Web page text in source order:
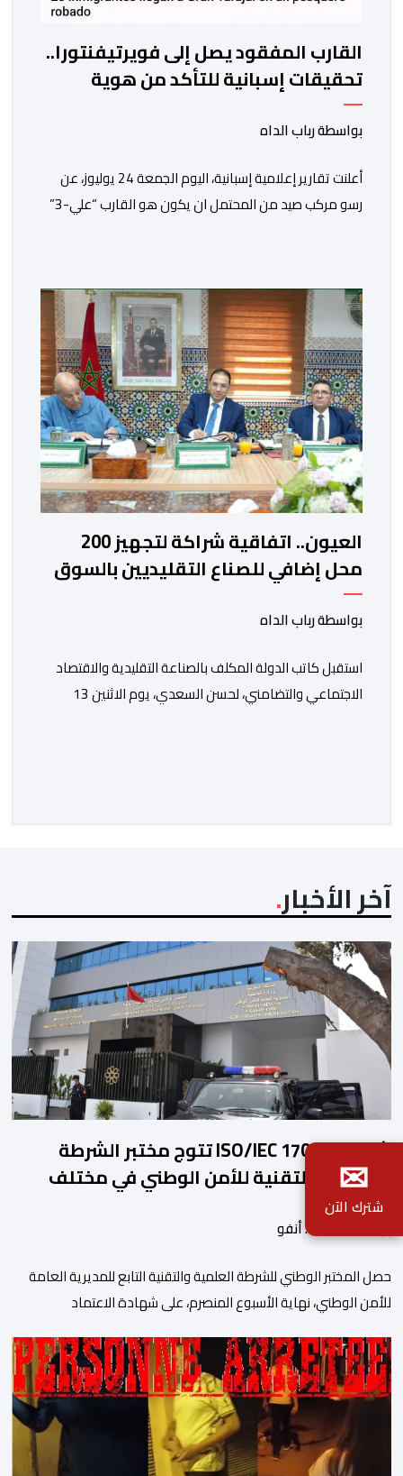
القارب المفقود يصل إلى فويرتيفنتورا..
تحقيقات إسبانية للتأكد من هوية
المركب المختفي من العيون
بواسطة رباب الداه
أعلنت تقارير إعلامية إسبانية، اليوم الجمعة 24 يوليوز، عن
رسو مركب صيد من المحتمل ان يكون هو القارب “علي-3”
متنه ما يقارب 20 مهاجرا في وضعية غير قانونية.وحسب ما
أوردته وكالة “إيفي” الإسبانية للأنباء، نقلا عن […]
العيون.. اتفاقية شراكة لتجهيز 200
محل إضافي للصناع التقليديين بالسوق
النموذجي الكبير
بواسطة رباب الداه
استقبل كاتب الدولة المكلف بالصناعة التقليدية والاقتصاد
الاجتماعي والتضامني، لحسن السعدي، يوم الاثنين 13
كتابة الدولة، وولاية جهة العيون الساقية الحمراء، وجماعة
آخر الأخبار
شهادة ISO/IEC 17025 تتوج مختبر الشرطة
العلمية والتقنية للأمن الوطني في مختلف
الخبرات الجنائية
بواسطة أحداث. أنفو
حصل المختبر الوطني للشرطة العلمية والتقنية التابع للمديرية العامة
للأمن الوطني، نهاية الأسبوع المنصرم، على شهادة الاعتماد
مختلف التخصصات والخبرات الشرعية، بما فيها فروع البيولوجيا والكيمياء،
وتدقيق وفحص الوثائق، والحرائق والمتفجرات، وكذا الآثار الرقمية
والمخدرات والمواد السمومية.وكانت المنظمة الأمريكية للاعتماد
والتقييس ″The ANSI National Accreditation Board″، المختصة […]
✉
شترك الآن